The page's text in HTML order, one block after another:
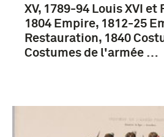
landstrijdkrachten
Lodewijk XIV (koning van
XV, 1789-94 Louis XVI et
1804 Empire, 1812-25
Restauration, 1840
Costumes de l'armée …